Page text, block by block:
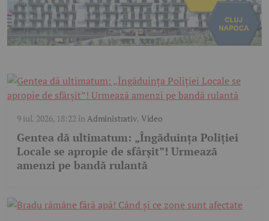
9 iul. 2026, 18:22 în Administrativ, Video
Gentea dă ultimatum: „Îngăduința Poliției
Locale se apropie de sfârșit”! Urmează
amenzi pe bandă rulantă